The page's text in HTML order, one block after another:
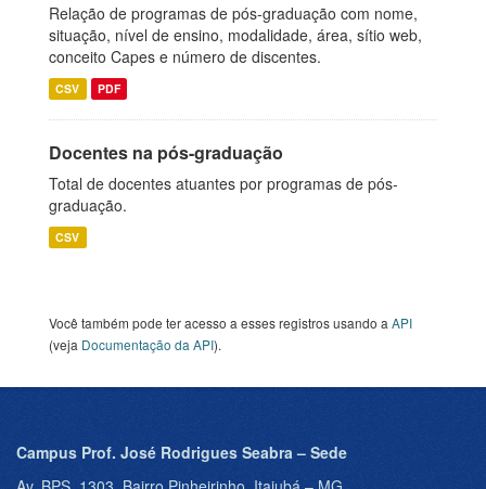
Relação de programas de pós-graduação com nome,
situação, nível de ensino, modalidade, área, sítio web,
conceito Capes e número de discentes.
CSV PDF
Docentes na pós-graduação
Total de docentes atuantes por programas de pós-
graduação.
CSV
Você também pode ter acesso a esses registros usando a API
(veja Documentação da API).
Campus Prof. José Rodrigues Seabra – Sede